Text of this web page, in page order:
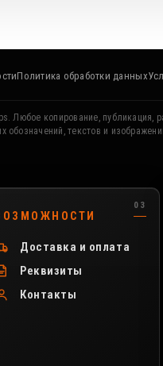
Политика обработки данных
Любое копирование,
текстов и
Доставка и оплата
Реквизиты
Контакты